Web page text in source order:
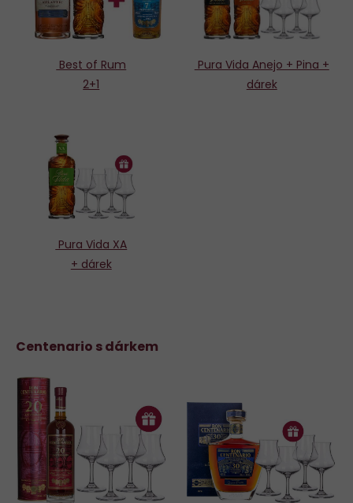
Best of Rum
2+1
Pura Vida Anejo + Pina +
dárek
Pura Vida XA
+ dárek
Centenario s dárkem